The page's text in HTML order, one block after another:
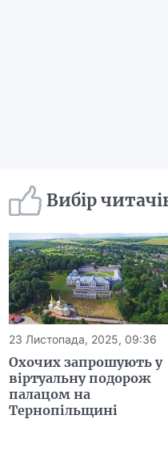
Вибір
23 Листопада, 2025, 09:36
Охочих запрошують у
віртуальну подорож
палацом на
Тернопільщині